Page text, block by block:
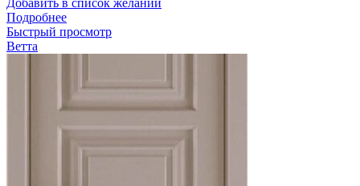
Добавить в список желаний
Подробнее
Быстрый просмотр
Ветта